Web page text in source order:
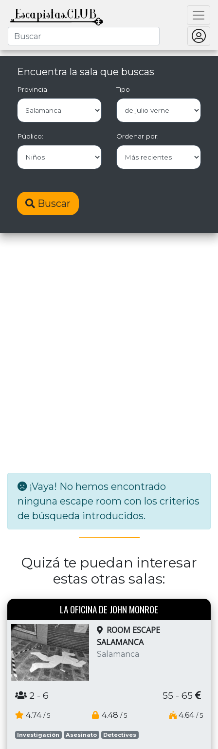
Encuentra la sala que buscas
Provincia Tipo
Público: Ordenar por:
Buscar
¡Vaya! No hemos encontrado
ninguna escape room con los criterios
de búsqueda introducidos.
Quizá te puedan interesar
estas otras salas:
LA OFICINA DE JOHN MONROE
ROOM ESCAPE
SALAMANCA
Salamanca
2 - 6 55 - 65
4.74 / 5 4.48 / 5 4.64 / 5
Investigación Asesinato Detectives